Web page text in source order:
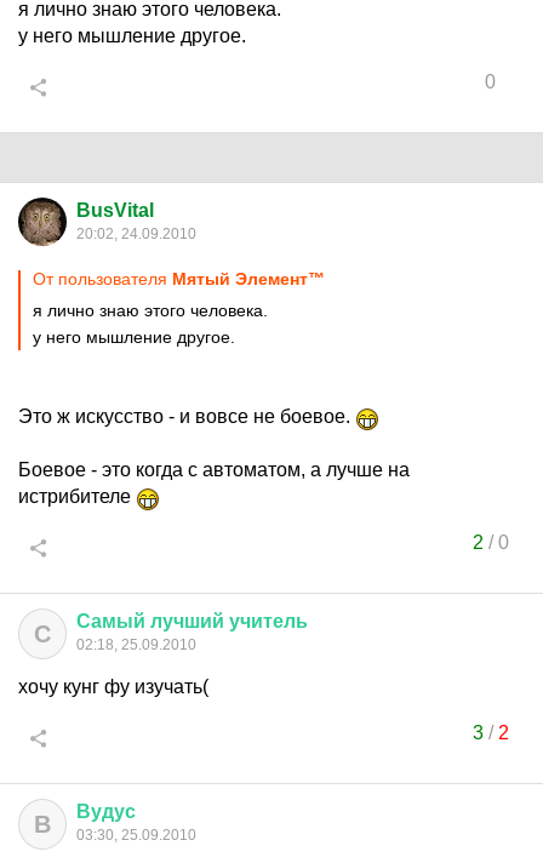
я лично знаю этого человека.
у него мышление другое.
0
BusVital
20:02, 24.09.2010
От пользователя Мятый Элемент™
я лично знаю этого человека.
у него мышление другое.
Это ж искусство - и вовсе не боевое.
Боевое - это когда с автоматом, а лучше на
истрибителе
2 /0
С Самый лучший учитель
02:18, 25.09.2010
хочу кунг фу изучать(
3/ 2
В Вудус
03:30, 25.09.2010